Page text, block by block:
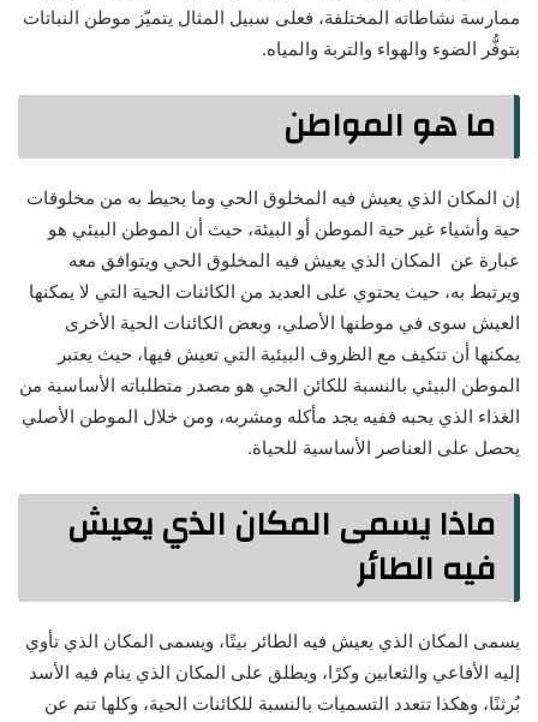
ممارسة نشاطاته المختلفة، فعلى سبيل المثال يتميّز موطن النباتات
بتوفُّر الضوء والهواء والتربة والمياه.
ما هو المواطن
إن المكان الذي يعيش فيه المخلوق الحي وما يحيط به من مخلوقات
حية وأشياء غير حية الموطن أو البيئة، حيث أن الموطن البيئي هو
عبارة عن المكان الذي يعيش فيه المخلوق الحي ويتوافق معه
ويرتبط به، حيث يحتوي على العديد من الكائنات الحية التي لا يمكنها
العيش سوى في موطنها الأصلي، وبعض الكائنات الحية الأخرى
يمكنها أن تتكيف مع الظروف البيئية التي تعيش فيها، حيث يعتبر
الموطن البيئي بالنسبة للكائن الحي هو مصدر متطلباته الأساسية من
الغذاء الذي يحبه ففيه يجد مأكله ومشربه، ومن خلال الموطن الأصلي
يحصل على العناصر الأساسية للحياة.
ماذا يسمى المكان الذي يعيش
فيه الطائر
يسمى المكان الذي يعيش فيه الطائر بيتًا، ويسمى المكان الذي تأوي
إليه الأفاعي والثعابين وكرًا، ويطلق على المكان الذي ينام فيه الأسد
بُرثنًا، وهكذا تتعدد التسميات بالنسبة للكائنات الحية، وكلها تنم عن